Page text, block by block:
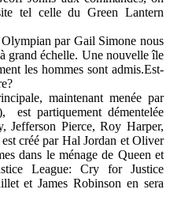
tel celle du Green Lantern
par Gail Simone nous
grand échelle. Une nouvelle île
les hommes sont admis.Est-
maintenant menée par
est partiquement démentelée
Jefferson Pierce, Roy Harper,
créé par Hal Jordan et Oliver
dans le ménage de Queen et
League: Cry for Justice
et James Robinson en sera